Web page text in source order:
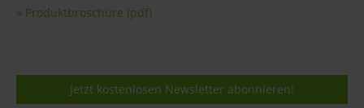
» Produktbroschüre (pdf)
Jetzt kostenlosen Newsletter abonnieren!